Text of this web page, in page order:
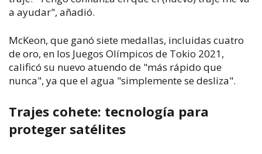
a ayudar", añadió.
McKeon, que ganó siete medallas, incluidas cuatro
de oro, en los Juegos Olímpicos de Tokio 2021,
calificó su nuevo atuendo de "más rápido que
nunca", ya que el agua "simplemente se desliza".
Trajes cohete: tecnología para
proteger satélites